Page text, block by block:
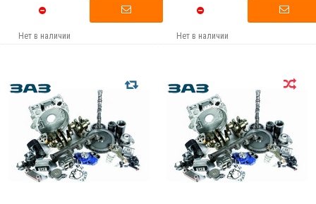
Нет в наличии Нет в наличии